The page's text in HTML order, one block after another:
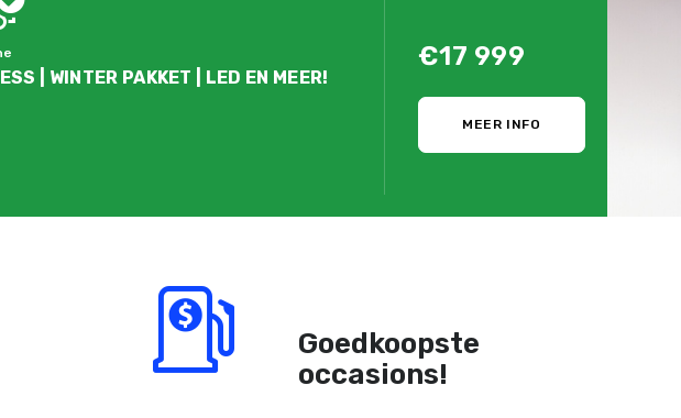
| WINTER PAKKET | LED EN MEER!
€17 999
MEER INFO
Goedkoopste
occasions!